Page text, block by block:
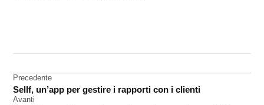
PrimeSense
Navigazione
articoli
Precedente
Sellf, un’app per gestire i rapporti con i clienti
Avanti